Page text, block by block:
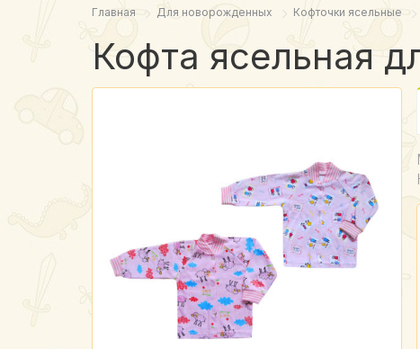
Главная Для новорожденных Кофточки ясельные
Кофта ясельная